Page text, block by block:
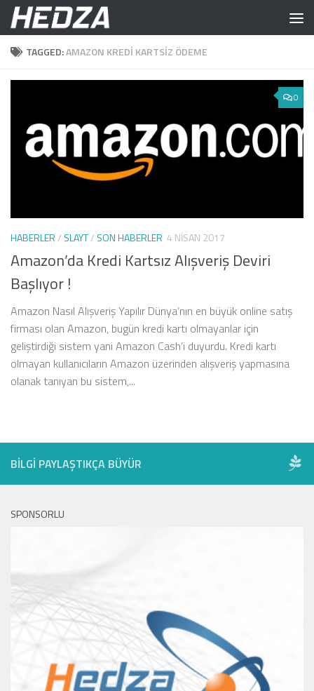
Skip to content
TAGGED:AMAZON KREDI KARTSIZ ÖDEME
0
HABERLER/ SLAYT/ SON HABERLER 4 NISAN 2017
Amazon’da Kredi Kartsız Alışveriş Deviri
Başlıyor !
Amazon Nasıl Alışveriş Yapılır Dünya’nın en büyük online satış
firması olan Amazon, bugün kredi kartı olmayanlar için
geliştirdiği sistem yani Amazon Cash‘i duyurdu. Kredi kartı
olmayan kullanıcıların Amazon üzerinden alışveriş yapmasına
olanak tanıyan bu sistem,...
BILGI PAYLAŞTIKÇA BÜYÜR
SPONSORLU